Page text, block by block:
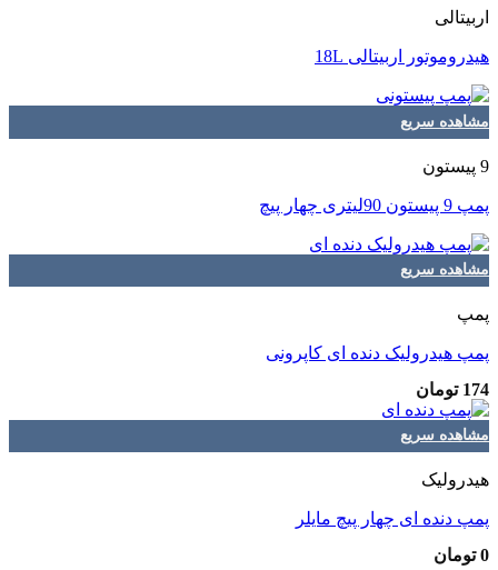
اربیتالی
هیدروموتور اربیتالی 18L
مشاهده سریع
9 پیستون
پمپ 9 پیستون 90لیتری چهار پیچ
مشاهده سریع
پمپ
پمپ هیدرولیک دنده ای کاپرونی
174 تومان
مشاهده سریع
هیدرولیک
پمپ دنده ای چهار پیچ مایلر
0 تومان